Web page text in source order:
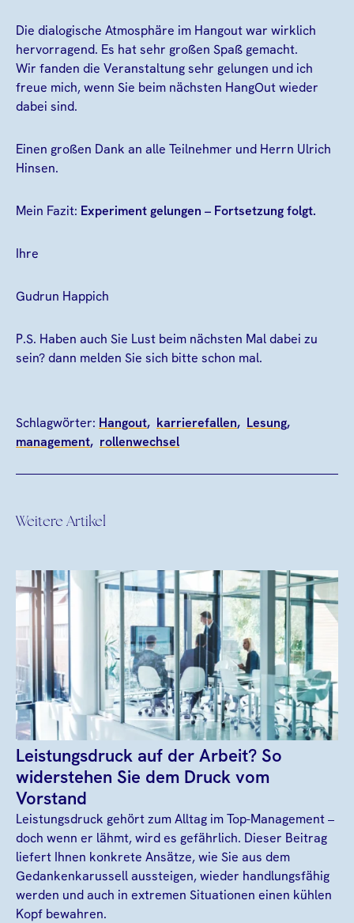
Die dialogische Atmosphäre im Hangout war wirklich
hervorragend. Es hat sehr großen Spaß gemacht.
Wir fanden die Veranstaltung sehr gelungen und ich
freue mich, wenn Sie beim nächsten HangOut wieder
dabei sind.
Einen großen Dank an alle Teilnehmer und Herrn Ulrich
Hinsen.
Mein Fazit: Experiment gelungen – Fortsetzung folgt.
Ihre
Gudrun Happich
P.S. Haben auch Sie Lust beim nächsten Mal dabei zu
sein? dann melden Sie sich bitte schon mal.
Schlagwörter: Hangout karrierefallen
Lesung
management
rollenwechsel
Weitere Artikel
Leistungsdruck auf der Arbeit? So
widerstehen Sie dem Druck vom
Vorstand
Leistungsdruck gehört zum Alltag im Top-Management –
doch wenn er lähmt, wird es gefährlich. Dieser Beitrag
liefert Ihnen konkrete Ansätze, wie Sie aus dem
Gedankenkarussell aussteigen, wieder handlungsfähig
werden und auch in extremen Situationen einen kühlen
Kopf bewahren.